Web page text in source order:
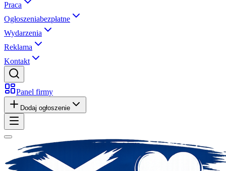
Praca
Ogłoszeniabezpłatne
Wydarzenia
Reklama
Kontakt
Panel firmy
Dodaj ogłoszenie